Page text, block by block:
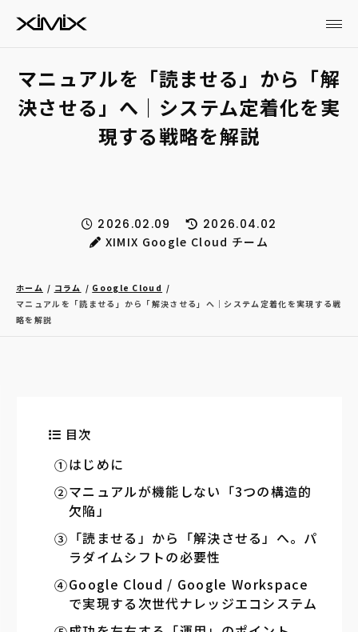
マニュアルを「読ませる」から「解
決させる」へ｜システム定着化を実
現する戦略を解説
2026.02.09
2026.04.02
XIMIX Google Cloud チーム
ホーム コラム
Google Cloud
マニュアルを「読ませる」から「解決させる」へ｜システム定着化を実現する戦
略を解説
目次
はじめに
マニュアルが機能しない「3つの構造的
欠陥」
「読ませる」から「解決させる」へ。パ
ラダイムシフトの必要性
Google Cloud / Google Workspace
で実現する次世代ナレッジエコシステム